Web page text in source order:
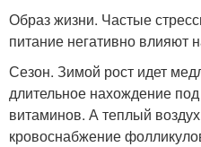
Образ жизни. Частые
питание негативно влияют
Сезон. Зимой рост идет
длительное нахождение
витаминов. А теплый
кровоснабжение